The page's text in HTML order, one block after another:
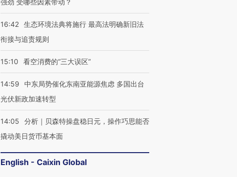
强劲 受哪些因素带动？
16:42 生态环境法典将施行 最高法明确新旧法
衔接与追责规则
15:10 看空消费的“三大误区”
14:59
中东局势催化东南亚能源焦虑 多国出台
光伏新政加速转型
14:05
分析｜贝森特操盘稳日元，操作巧思能否
撬动美日货币基本面
English - Caixin Global